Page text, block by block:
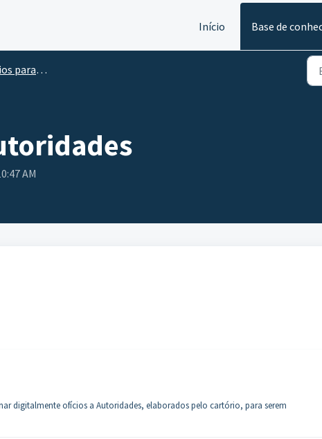
Início Base de
Autoridades
AM
digitalmente ofícios a Autoridades, elaborados pelo cartório, para serem